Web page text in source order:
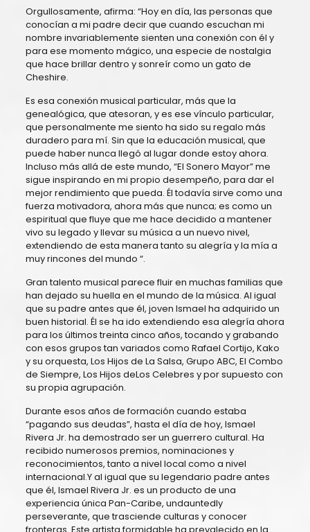
Orgullosamente, afirma: “Hoy en día, las personas que
conocían a mi padre decir que cuando escuchan mi
nombre invariablemente sienten una conexión con él y
para ese momento mágico, una especie de nostalgia
que hace brillar dentro y sonreír como un gato de
Cheshire.
Es esa conexión musical particular, más que la
genealógica, que atesoran, y es ese vínculo particular,
que personalmente me siento ha sido su regalo más
duradero para mí. Sin que la educación musical, que
puede haber nunca llegó al lugar donde estoy ahora.
Incluso más allá de este mundo, “El Sonero Mayor” me
sigue inspirando en mi propio desempeño, para dar el
mejor rendimiento que pueda. Él todavía sirve como una
fuerza motivadora, ahora más que nunca; es como un
espiritual que fluye que me hace decidido a mantener
vivo su legado y llevar su música a un nuevo nivel,
extendiendo de esta manera tanto su alegría y la mía a
muy rincones del mundo “.
Gran talento musical parece fluir en muchas familias que
han dejado su huella en el mundo de la música. Al igual
que su padre antes que él, joven Ismael ha adquirido un
buen historial. Él se ha ido extendiendo esa alegría ahora
para los últimos treinta cinco años, tocando y grabando
con esos grupos tan variados como Rafael Cortijo, Kako
y su orquesta, Los Hijos de La Salsa, Grupo ABC, El Combo
de Siempre, Los Hijos deLos Celebres y por supuesto con
su propia agrupación.
Durante esos años de formación cuando estaba
“pagando sus deudas”, hasta el día de hoy, Ismael
Rivera Jr. ha demostrado ser un guerrero cultural. Ha
recibido numerosos premios, nominaciones y
reconocimientos, tanto a nivel local como a nivel
internacional.Y al igual que su legendario padre antes
que él, Ismael Rivera Jr. es un producto de una
experiencia única Pan-Caribe, undauntedly
perseverante, que trasciende culturas y conocer